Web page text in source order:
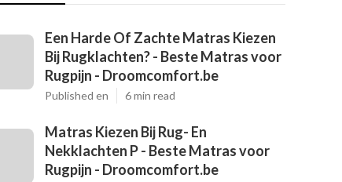
Een Harde Of Zachte Matras Kiezen
Bij Rugklachten? - Beste Matras voor
Rugpijn - Droomcomfort.be
Published en 6 min read
Matras Kiezen Bij Rug- En
Nekklachten P - Beste Matras voor
Rugpijn - Droomcomfort.be